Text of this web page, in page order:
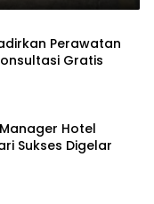
Perawatan
Gratis
Hotel
Sukses Digelar